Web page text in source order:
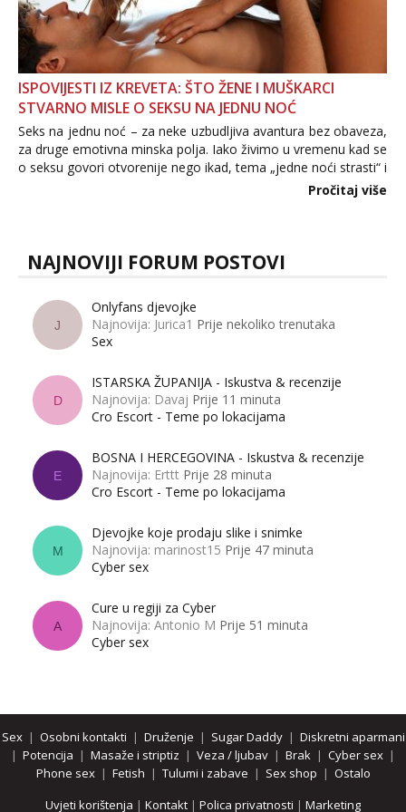
ISPOVIJESTI IZ KREVETA: ŠTO ŽENE I MUŠKARCI
STVARNO MISLE O SEKSU NA JEDNU NOĆ
Seks na jednu noć – za neke uzbudljiva avantura bez obaveza,
za druge emotivna minska polja. Iako živimo u vremenu kad se
o seksu govori otvorenije nego ikad, tema „jedne noći strasti“ i
dalje izaziva burne rasprave. Što zapravo misle žene, a što
Pročitaj više
NAJNOVIJI FORUM POSTOVI
J
Onlyfans djevojke
Najnovija: Jurica1 Prije nekoliko trenutaka
Sex
D
ISTARSKA ŽUPANIJA - Iskustva & recenzije
Najnovija: Davaj Prije 11 minuta
Cro Escort - Teme po lokacijama
E
BOSNA I HERCEGOVINA - Iskustva & recenzije
Najnovija: Erttt Prije 28 minuta
Cro Escort - Teme po lokacijama
M
Djevojke koje prodaju slike i snimke
Najnovija: marinost15 Prije 47 minuta
Cyber sex
A
Cure u regiji za Cyber
Najnovija: Antonio M Prije 51 minuta
Cyber sex
Sex| Osobni kontakti | Druženje | Sugar Daddy| Diskretni aparmani
| Potencija | Masaže i striptiz | Veza / ljubav | Brak | Cyber sex |
Phone sex| Fetish | Tulumi i zabave | Sex shop | Ostalo
Uvjeti korištenja | Kontakt | Polica privatnosti | Marketing